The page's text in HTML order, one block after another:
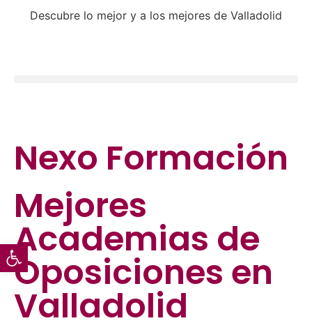
Descubre lo mejor y a los mejores de Valladolid
Nexo Formación
Mejores
Academias de
Oposiciones en
Valladolid
Abrir barra de herramientas